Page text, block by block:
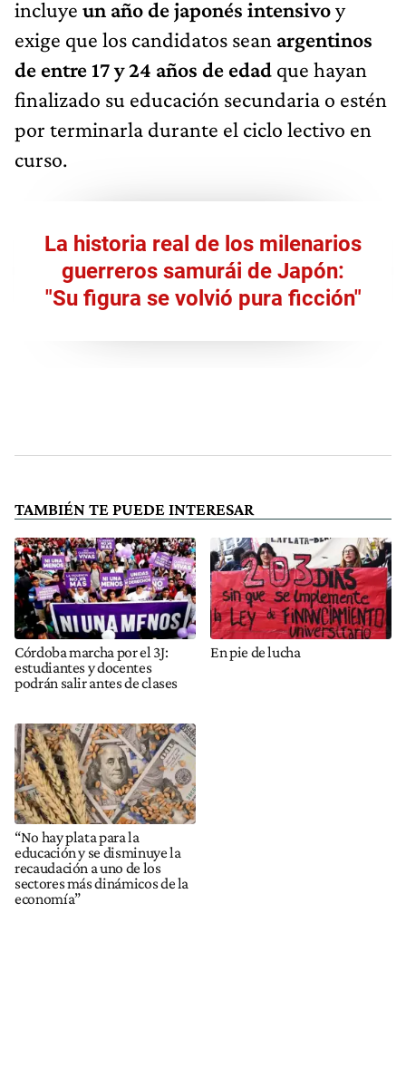
incluye un año de japonés intensivoy
exige que los candidatos sean argentinos
de entre 17 y 24 años de edad que hayan
finalizado su educación secundaria o estén
por terminarla durante el ciclo lectivo en
curso.
La historia real de los milenarios
guerreros samurái de Japón:
"Su figura se volvió pura ficción"
TAMBIÉN TE PUEDE INTERESAR
Córdoba marcha por el 3J:
estudiantes y docentes
podrán salir antes de clases
En pie de lucha
“No hay plata para la
educación y se disminuye la
recaudación a uno de los
sectores más dinámicos de la
economía”